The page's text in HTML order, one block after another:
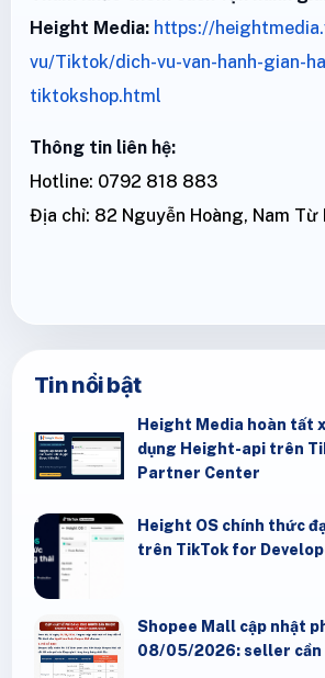
Height Media: https://
vu/Tiktok/dich-vu-van-hanh-gian-
tiktokshop.html
Thông tin liên hệ:
Hotline: 0792 818 883
Địa chỉ: 82 Nguyễn Hoàng, Nam Từ
Tin nổi bật
Height Media hoàn tất
dụng Height-api trên
Partner Center
Height OS chính thức
trên TikTok for
Shopee Mall cập nhật
08/05/2026: seller cần